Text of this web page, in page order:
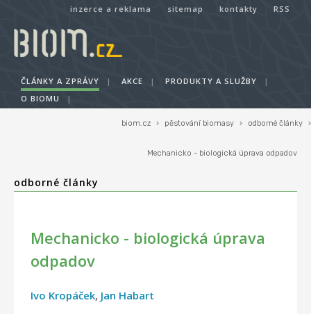
inzerce a reklama sitemap kontakty RSS
ČLÁNKY A ZPRÁVY | AKCE | PRODUKTY A SLUŽBY
|
O BIOMU
|
biom.cz › pěstování biomasy › odborné články ›
Mechanicko - biologická úprava odpadov
odborné články
Mechanicko - biologická úprava
odpadov
Ivo Kropáček, Jan Habart